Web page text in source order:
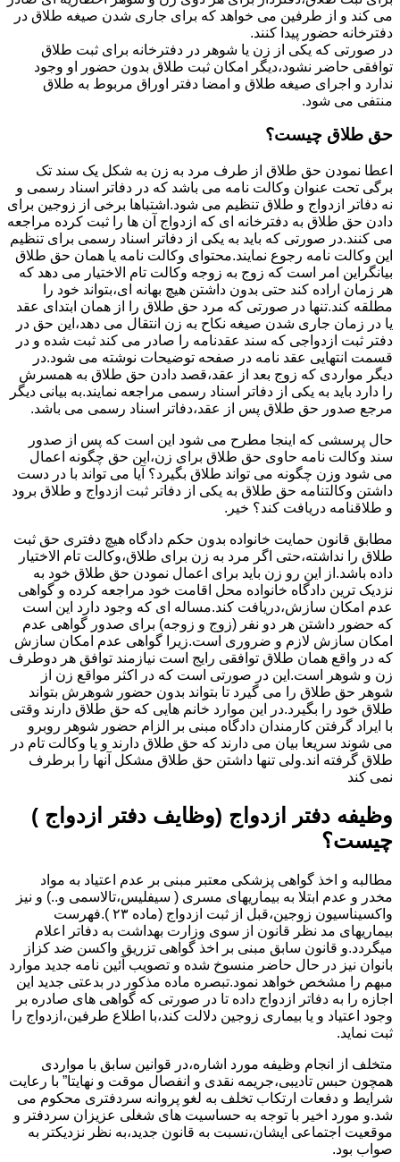
می کند و از طرفین می خواهد که برای جاری شدن صیغه طلاق در
دفترخانه حضور پیدا کنند.
در صورتی که یکی از زن یا شوهر در دفترخانه برای ثبت طلاق
توافقی حاضر نشود،دیگر امکان ثبت طلاق بدون حضور او وجود
ندارد و اجرای صیغه طلاق و امضا دفتر اوراق مربوط به طلاق
منتفی می شود.
حق طلاق چیست؟
اعطا نمودن حق طلاق از طرف مرد به زن به شکل یک سند تک
برگی تحت عنوان وکالت نامه می باشد که در دفاتر اسناد رسمی و
نه دفاتر ازدواج و طلاق تنظیم می شود.اشتباها برخی از زوجین برای
دادن حق طلاق به دفترخانه ای که ازدواج آن ها را ثبت کرده مراجعه
می کنند.در صورتی که باید به یکی از دفاتر اسناد رسمی برای تنظیم
این وکالت نامه رجوع نمایند.محتوای وکالت نامه یا همان حق طلاق
بیانگراین امر است که زوج به زوجه وکالت تام الاختیار می دهد که
هر زمان اراده کند حتی بدون داشتن هیچ بهانه ای،بتواند خود را
مطلقه کند.تنها در صورتی که مرد حق طلاق را از همان ابتدای عقد
یا در زمان جاری شدن صیغه نکاح به زن انتقال می دهد،این حق در
دفتر ثبت ازدواجی که سند عقدنامه را صادر می کند ثبت شده و در
قسمت انتهایی عقد نامه در صفحه توضیحات نوشته می شود.در
دیگر مواردی که زوج بعد از عقد،قصد دادن حق طلاق به همسرش
را دارد باید به یکی از دفاتر اسناد رسمی مراجعه نمایند.به بیانی دیگر
مرجع صدور حق طلاق پس از عقد،دفاتر اسناد رسمی می باشد.
حال پرسشی که اینجا مطرح می شود این است که پس از صدور
سند وکالت نامه حاوی حق طلاق برای زن،این حق چگونه اعمال
می شود وزن چگونه می تواند طلاق بگیرد؟ آیا می تواند با در دست
داشتن وکالتنامه حق طلاق به یکی از دفاتر ثبت ازدواج و طلاق برود
و طلاقنامه دریافت کند؟ خیر.
مطابق قانون حمایت خانواده بدون حکم دادگاه هیچ دفتری حق ثبت
طلاق را نداشته،حتی اگر مرد به زن برای طلاق،وکالت تام الاختیار
داده باشد.از این رو زن باید برای اعمال نمودن حق طلاق خود به
نزدیک ترین دادگاه خانواده محل اقامت خود مراجعه کرده و گواهی
عدم امکان سازش،دریافت کند.مساله ای که وجود دارد این است
که حضور داشتن هر دو نفر (زوج و زوجه) برای صدور گواهی عدم
امکان سازش لازم و ضروری است.زیرا گواهی عدم امکان سازش
که در واقع همان طلاق توافقی رایج است نیازمند توافق هر دوطرف
زن و شوهر است.این در صورتی است که در اکثر مواقع زن از
شوهر حق طلاق را می گیرد تا بتواند بدون حضور شوهرش بتواند
طلاق خود را بگیرد.در این موارد خانم هایی که حق طلاق دارند وقتی
با ایراد گرفتن کارمندان دادگاه مبنی بر الزام حضور شوهر روبرو
می شوند سریعا بیان می دارند که حق طلاق دارند و یا وکالت تام در
طلاق گرفته اند.ولی تنها داشتن حق طلاق مشکل آنها را برطرف
نمی کند
وظیفه دفتر ازدواج (وظایف دفتر ازدواج )
چیست؟
مطالبه و اخذ گواهی پزشکی معتبر مبنی بر عدم اعتیاد به مواد
مخدر و عدم ابتلا به بیماریهای مسری ( سیفلیس،تالاسمی و..) و نیز
واکسیناسیون زوجین،قبل از ثبت ازدواج (ماده ۲۳ ).فهرست
بیماریهای مد نظر قانون از سوی وزارت بهداشت به دفاتر اعلام
میگردد.و قانون سابق مبنی بر اخذ گواهی تزریق واکسن ضد کزاز
بانوان نیز در حال حاضر منسوخ شده و تصویب آئین نامه جدید موارد
مبهم را مشخص خواهد نمود.تبصره ماده مذکور در بدعتی جدید این
اجازه را به دفاتر ازدواج داده تا در صورتی که گواهی های صادره بر
وجود اعتیاد و یا بیماری زوجین دلالت کند،با اطلاع طرفین،ازدواج را
ثبت نماید.
متخلف از انجام وظیفه مورد اشاره،در قوانین سابق با مواردی
همچون حبس تادیبی،جریمه نقدی و انفصال موقت و نهایتا” با رعایت
شرایط و دفعات ارتکاب تخلف به لغو پروانه سردفتری محکوم می
شد.و مورد اخیر با توجه به حساسیت های شغلی عزیزان سردفتر و
موقعیت اجتماعی ایشان،نسبت به قانون جدید،به نظر نزدیکتر به
صواب بود.